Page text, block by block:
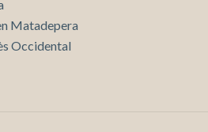
Matadepera
Occidental